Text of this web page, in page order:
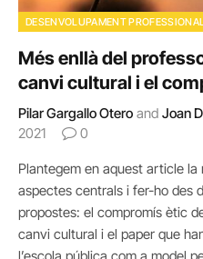
DESENVOLUPAMENT PROFESSIONAL
Més enllà del
canvi cultural i el
Pilar Gargallo Otero and Joan
2021
0
Plantegem en aquest article la
aspectes centrals i fer-ho des
propostes: el compromís ètic
canvi cultural i el paper que
l’escola pública com a model